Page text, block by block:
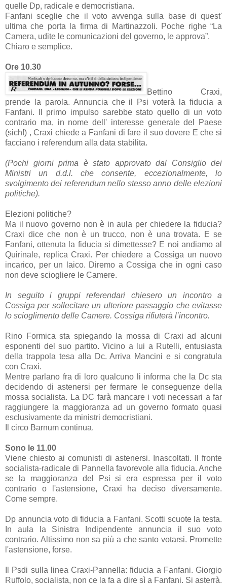
quelle Dp, radicale e democristiana.
Fanfani sceglie che il voto avvenga sulla base di quest'
ultima che porta la firma di Martinazzoli. Poche righe “La
Camera, udite le comunicazioni del governo, le approva”.
Chiaro e semplice.
Ore 10.30
Bettino Craxi,
prende la parola. Annuncia che il Psi voterà la fiducia a
Fanfani. Il primo impulso sarebbe stato quello di un voto
contrario ma, in nome dell' interesse generale del Paese
(sich!) , Craxi chiede a Fanfani di fare il suo dovere E che si
facciano i referendum alla data stabilita.
(Pochi giorni prima è stato approvato dal Consiglio dei
Ministri un d.d.l. che consente, eccezionalmente, lo
svolgimento dei referendum nello stesso anno delle elezioni
politiche).
Elezioni politiche?
Ma il nuovo governo non è in aula per chiedere la fiducia?
Craxi dice che non è un trucco, non è una trovata. E se
Fanfani, ottenuta la fiducia si dimettesse? E noi andiamo al
Quirinale, replica Craxi. Per chiedere a Cossiga un nuovo
incarico, per un laico. Diremo a Cossiga che in ogni caso
non deve sciogliere le Camere.
In seguito i gruppi referendari chiesero un incontro a
Cossiga per sollecitare un ulteriore passaggio che evitasse
lo scioglimento delle Camere. Cossiga rifiuterà l’incontro.
Rino Formica sta spiegando la mossa di Craxi ad alcuni
esponenti del suo partito. Vicino a lui a Rutelli, entusiasta
della trappola tesa alla Dc. Arriva Mancini e si congratula
con Craxi.
Mentre parlano fra di loro qualcuno li informa che la Dc sta
decidendo di astenersi per fermare le conseguenze della
mossa socialista. La DC farà mancare i voti necessari a far
raggiungere la maggioranza ad un governo formato quasi
esclusivamente da ministri democristiani.
Il circo Barnum continua.
Sono le 11.00
Viene chiesto ai comunisti di astenersi. Inascoltati. Il fronte
socialista-radicale di Pannella favorevole alla fiducia. Anche
se la maggioranza del Psi si era espressa per il voto
contrario o l'astensione, Craxi ha deciso diversamente.
Come sempre.
Dp annuncia voto di fiducia a Fanfani. Scotti scuote la testa.
In aula la Sinistra Indipendente annuncia il suo voto
contrario. Altissimo non sa più a che santo votarsi. Promette
l'astensione, forse.
Il Psdi sulla linea Craxi-Pannella: fiducia a Fanfani. Giorgio
Ruffolo, socialista, non ce la fa a dire sì a Fanfani. Si asterrà.